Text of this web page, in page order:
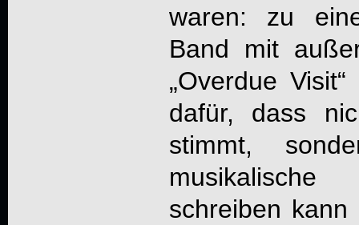
waren: zu
Band mit
„Overdue
dafür, dass
stimmt,
musikalische
schreiben